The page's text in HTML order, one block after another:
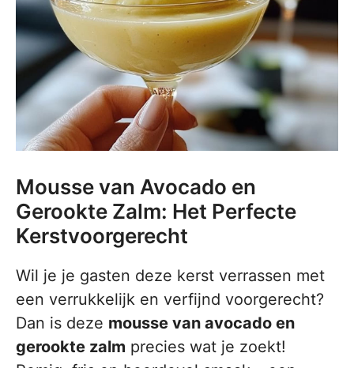
Mousse van Avocado en
Gerookte Zalm: Het Perfecte
Kerstvoorgerecht
Wil je je gasten deze kerst verrassen met
een verrukkelijk en verfijnd voorgerecht?
Dan is deze mousse van avocado en
gerookte zalm precies wat je zoekt!